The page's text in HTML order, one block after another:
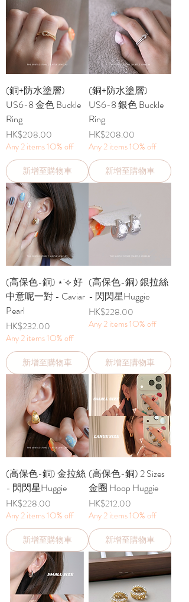
(銅+防水塗層)
US6-8 金色 Buckle
Ring
價格
HK$208.00
Any 2 items 1O% off
新增至購物車
(銅+防水塗層)
US6-8 銀色 Buckle
Ring
價格
HK$208.00
Any 2 items 1O% off
新增至購物車
(高保色-銅) ⋆˙⟡ 好
中意呢一對 - Caviar
Pearl
價格
HK$232.00
Any 2 items 1O% off
新增至購物車
(高保色-銅) 銀拉絲
- 閃閃星Huggie
價格
HK$228.00
Any 2 items 1O% off
新增至購物車
(高保色-銅) 金拉絲
- 閃閃星Huggie
價格
HK$228.00
Any 2 items 1O% off
新增至購物車
(高保色-銅) 2 Sizes
金圈 Hoop Huggie
價格
HK$212.00
Any 2 items 1O% off
新增至購物車